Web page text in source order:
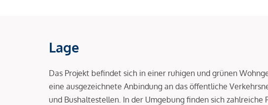
Lage
Das Projekt befindet sich in einer ruhigen und grünen
eine ausgezeichnete Anbindung an das öffentliche
und Bushaltestellen. In der Umgebung finden sich zahlreiche